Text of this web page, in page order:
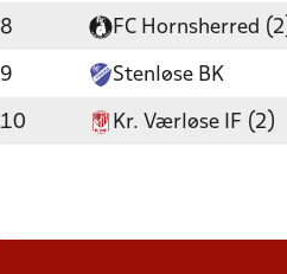
8 FC Hornsherred
9 Stenløse BK
10 Kr. Værløse IF (2)